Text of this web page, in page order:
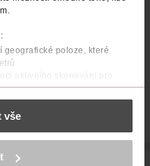
geografické poloze, které
aktivního skenování pro
vaše osobní údaje, a nastavte
. Svůj souhlas můžete kdykoliv
a reklam, funkcí sociálních
nést osobní údaje.
vše
SKLADOVÁNÍ